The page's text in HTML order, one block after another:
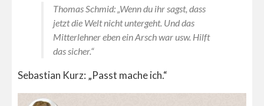
Thomas Schmid: „Wenn du ihr sagst, dass
jetzt die Welt nicht untergeht. Und das
Mitterlehner eben ein Arsch war usw. Hilft
das sicher.“
Sebastian Kurz: „Passt mache ich.“